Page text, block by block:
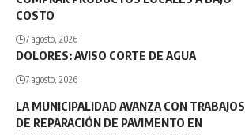
COSTO
7 agosto, 2026
DOLORES: AVISO CORTE DE AGUA
7 agosto, 2026
LA MUNICIPALIDAD AVANZA CON TRABAJOS
DE REPARACIÓN DE PAVIMENTO EN